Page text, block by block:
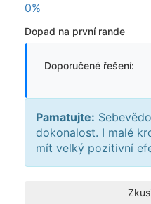
0%
Dopad na první rande
Doporučené řešení:
Pamatujte:
dokonalost. I malé
mít velký pozitivní